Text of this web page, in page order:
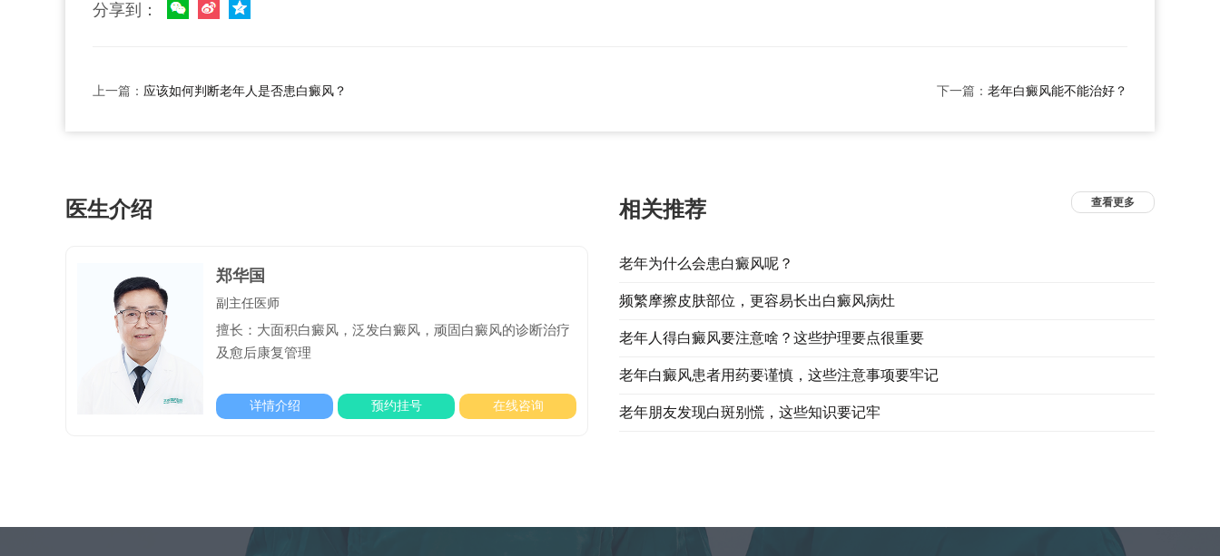
分享到：
上一篇： 应该如何判断老年人是否患白癜风？ 下一篇： 老年白癜风能不能治好？
医生介绍
郑华国
副主任医师
擅长：大面积白癜风，泛发白癜风，顽固白癜风的诊断治疗
及愈后康复管理
详情介绍 预约挂号 在线咨询
相关推荐 查看更多
老年为什么会患白癜风呢？
频繁摩擦皮肤部位，更容易长出白癜风病灶
老年人得白癜风要注意啥？这些护理要点很重要
老年白癜风患者用药要谨慎，这些注意事项要牢记
老年朋友发现白斑别慌，这些知识要记牢